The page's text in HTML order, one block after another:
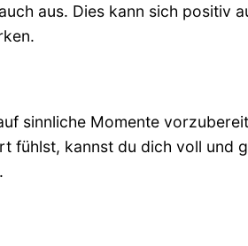
aus. Dies kann sich positiv
sinnliche Momente
fühlst, kannst du dich voll und